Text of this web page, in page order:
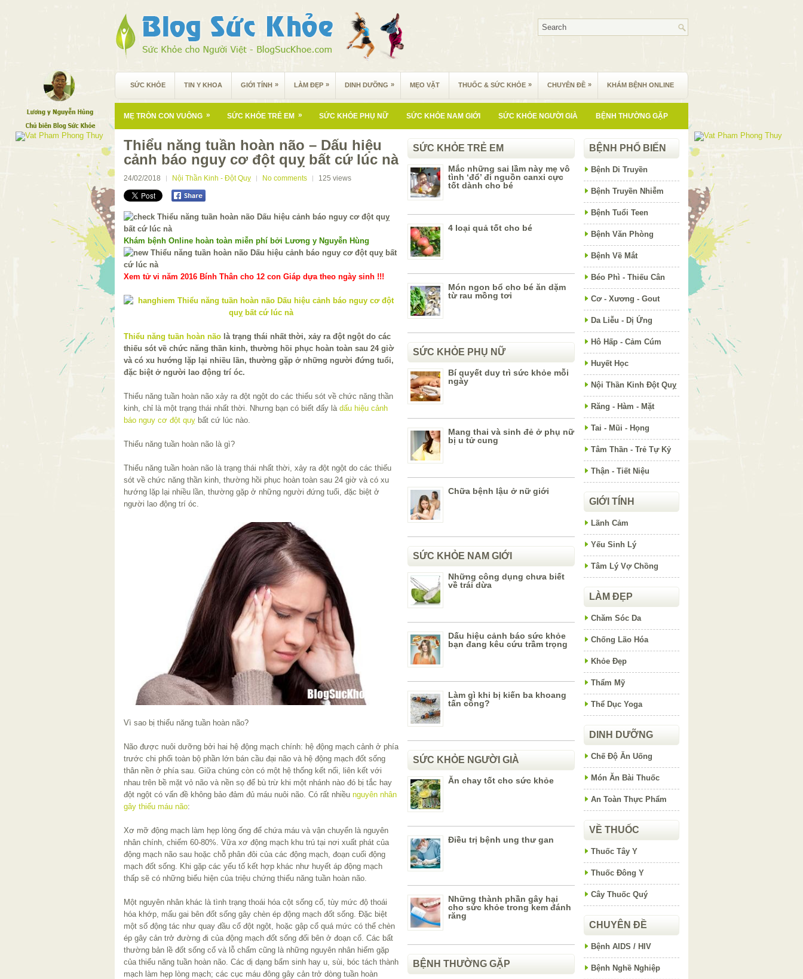
SỨC KHỎE TIN Y KHOA GIỚI TÍNH » LÀM ĐẸP » DINH DƯỠNG » MẸO VẶT THUỐC & SỨC KHỎE » CHUYÊN ĐỀ » KHÁM BỆNH ONLINE
MẸ TRÒN CON VUÔNG » SỨC KHỎE TRẺ EM » SỨC KHỎE PHỤ NỮ SỨC KHỎE NAM GIỚI SỨC KHỎE NGƯỜI GIÀ BỆNH THƯỜNG GẶP
Thiểu năng tuần hoàn não – Dấu hiệu
cảnh báo nguy cơ đột quỵ bất cứ lúc nà
24/02/2018 Nội Thần Kinh - Đột Quỵ No comments 125 views
Khám bệnh Online hoàn toàn miễn phí bởi Lương y Nguyễn Hùng
Xem tử vi năm 2016 Bính Thân cho 12 con Giáp dựa theo ngày sinh !!!
Thiểu năng tuần hoàn não là trạng thái nhất thời, xảy ra đột ngột do các
thiếu sót về chức năng thần kinh, thường hồi phục hoàn toàn sau 24 giờ
và có xu hướng lặp lại nhiều lần, thường gặp ở những người đứng tuổi,
đặc biệt ở người lao động trí óc.
Thiểu năng tuần hoàn não xảy ra đột ngột do các thiếu sót về chức năng thần
kinh, chỉ là một trạng thái nhất thời. Nhưng bạn có biết đấy là dấu hiệu cảnh
báo nguy cơ đột quỵ bất cứ lúc nào.
Thiểu năng tuần hoàn não là gì?
Thiểu năng tuần hoàn não là trạng thái nhất thời, xảy ra đột ngột do các thiếu
sót về chức năng thần kinh, thường hồi phục hoàn toàn sau 24 giờ và có xu
hướng lặp lại nhiều lần, thường gặp ở những người đứng tuổi, đặc biệt ở
người lao động trí óc.
Vì sao bị thiểu năng tuần hoàn não?
Não được nuôi dưỡng bởi hai hệ động mạch chính: hệ động mạch cảnh ở phía
trước chi phối toàn bộ phần lớn bán cầu đại não và hệ động mạch đốt sống
thân nền ở phía sau. Giữa chúng còn có một hệ thống kết nối, liên kết với
nhau trên bề mặt vỏ não và nền sọ để bù trừ khi một nhánh nào đó bị tắc hay
đột ngột có vấn đề không bảo đảm đủ máu nuôi não. Có rất nhiều nguyên nhân
gây thiếu máu não:
Xơ mỡ động mạch làm hẹp lòng ống để chứa máu và vận chuyển là nguyên
nhân chính, chiếm 60-80%. Vữa xơ động mạch khu trú tại nơi xuất phát của
động mạch não sau hoặc chỗ phân đôi của các động mạch, đoạn cuối động
mạch đốt sống. Khi gặp các yếu tố kết hợp khác như huyết áp động mạch
thấp sẽ có những biểu hiện của triệu chứng thiểu năng tuần hoàn não.
Một nguyên nhân khác là tình trạng thoái hóa cột sống cổ, tùy mức độ thoái
hóa khớp, mấu gai bên đốt sống gây chèn ép động mạch đốt sống. Đặc biệt
một số động tác như quay đầu cổ đột ngột, hoặc gập cổ quá mức có thể chèn
ép gây cản trở đường đi của động mạch đốt sống đối bên ở đoạn cổ. Các bất
thường bản lề đốt sống cổ và lỗ chẩm cũng là những nguyên nhân hiếm gặp
của thiểu năng tuần hoàn não. Các dị dạng bẩm sinh hay u, sùi, bóc tách thành
mạch làm hẹp lòng mạch; các cục máu đông gây cản trở dòng tuần hoàn
SỨC KHỎE TRẺ EM
Mắc những sai lầm này mẹ vô
tình ‘đổ’ đi nguồn canxi cực
tốt dành cho bé
4 loại quả tốt cho bé
Món ngon bổ cho bé ăn dặm
từ rau mồng tơi
SỨC KHỎE PHỤ NỮ
Bí quyết duy trì sức khỏe mỗi
ngày
Mang thai và sinh đẻ ở phụ nữ
bị u tử cung
Chữa bệnh lậu ở nữ giới
SỨC KHỎE NAM GIỚI
Những công dụng chưa biết
về trái dừa
Dấu hiệu cảnh báo sức khỏe
bạn đang kêu cứu trầm trọng
Làm gì khi bị kiến ba khoang
tấn công?
SỨC KHỎE NGƯỜI GIÀ
Ăn chay tốt cho sức khỏe
Điều trị bệnh ung thư gan
Những thành phần gây hại
cho sức khỏe trong kem đánh
răng
BỆNH THƯỜNG GẶP
BỆNH PHỔ BIẾN
Bệnh Di Truyền
Bệnh Truyền Nhiễm
Bệnh Tuổi Teen
Bệnh Văn Phòng
Bệnh Về Mắt
Béo Phì - Thiếu Cân
Cơ - Xương - Gout
Da Liễu - Dị Ứng
Hô Hấp - Cảm Cúm
Huyết Học
Nội Thần Kinh Đột Quỵ
Răng - Hàm - Mặt
Tai - Mũi - Họng
Tâm Thần - Trẻ Tự Kỷ
Thận - Tiết Niệu
GIỚI TÍNH
Lãnh Cảm
Yếu Sinh Lý
Tâm Lý Vợ Chồng
LÀM ĐẸP
Chăm Sóc Da
Chống Lão Hóa
Khỏe Đẹp
Thẩm Mỹ
Thể Dục Yoga
DINH DƯỠNG
Chế Độ Ăn Uống
Món Ăn Bài Thuốc
An Toàn Thực Phẩm
VỀ THUỐC
Thuốc Tây Y
Thuốc Đông Y
Cây Thuốc Quý
CHUYÊN ĐỀ
Bệnh AIDS / HIV
Bệnh Nghề Nghiệp